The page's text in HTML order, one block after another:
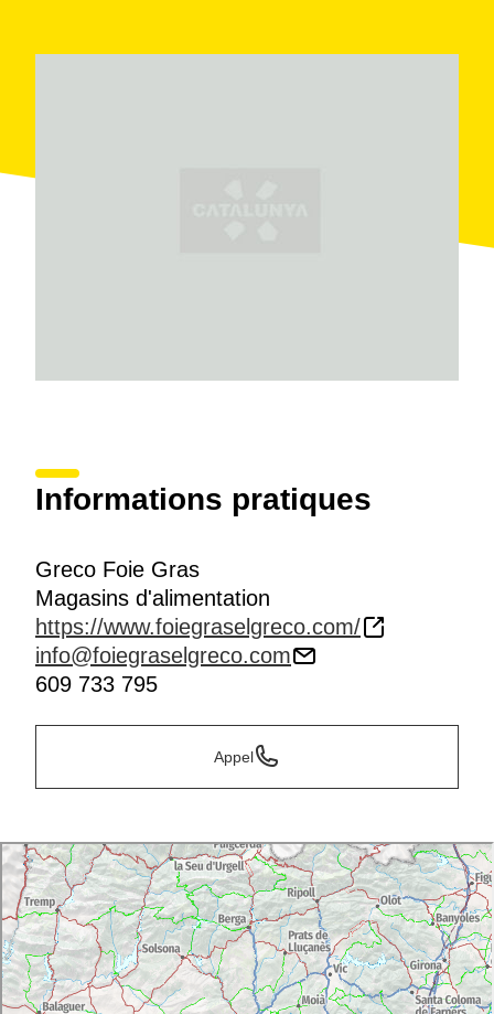
Informations pratiques
Greco Foie Gras
Magasins d'alimentation
https://www.foiegraselgreco.com/
info@foiegraselgreco.com
609 733 795
Appel